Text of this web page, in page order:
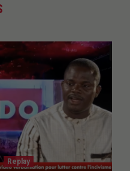
Replay